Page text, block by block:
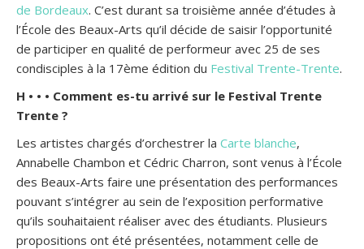
de Bordeaux. C’est durant sa troisième année d’études à
l’École des Beaux-Arts qu’il décide de saisir l’opportunité
de participer en qualité de performeur avec 25 de ses
condisciples à la 17ème édition du Festival Trente-Trente.
H • • • Comment es-tu arrivé sur le Festival Trente
Trente ?
Les artistes chargés d’orchestrer la Carte blanche,
Annabelle Chambon et Cédric Charron, sont venus à l’École
des Beaux-Arts faire une présentation des performances
pouvant s’intégrer au sein de l’exposition performative
qu’ils souhaitaient réaliser avec des étudiants. Plusieurs
propositions ont été présentées, notamment celle de